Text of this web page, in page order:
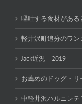
嘔吐する食材があ
軽井沢町追分のワン
Jack近況 – 2019
お薦めのドッグ・
中軽井沢ハルニレ